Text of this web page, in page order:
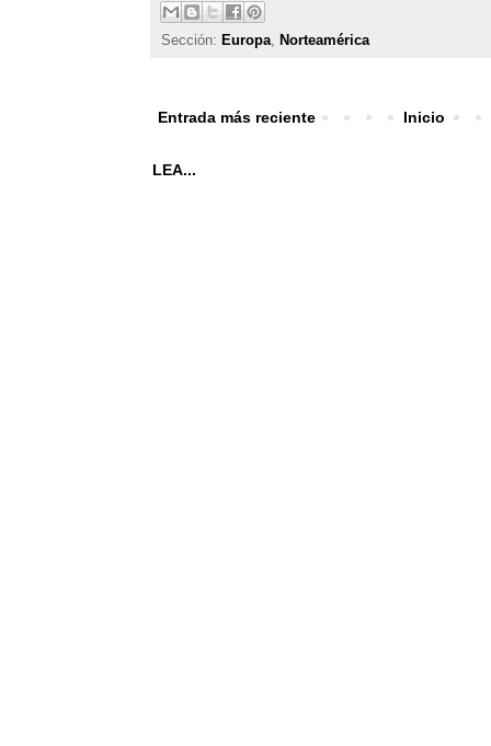
Sección: Europa, Norteamérica
Entrada más reciente Inicio
LEA...